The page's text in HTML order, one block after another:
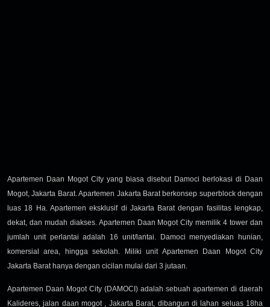
Apartemen Daan Mogot City yang biasa disebut Damoci berlokasi di Daan
Mogot, Jakarta Barat. Apartemen Jakarta Barat berkonsep superblock dengan
luas 18 Ha. Apartemen eksklusif di Jakarta Barat dengan fasilitas lengkap,
dekat, dan mudah diakses. Apartemen Daan Mogot City memilik 4 tower dan
jumlah unit perlantai adalah 16 unit/lantai. Damoci menyediakan hunian,
komersial area, hingga sekolah. Miliki unit Apartemen Daan Mogot City
Jakarta Barat hanya dengan cicilan mulai dari 3 jutaan.
Apartemen Daan Mogot City (DAMOCI) adalah sebuah apartemen di daerah
Kalideres, jalan daan mogot , Jakarta Barat, dibangun di lahan seluas 18ha